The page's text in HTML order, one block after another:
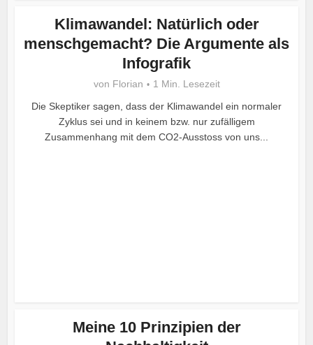
Klimawandel: Natürlich oder
menschgemacht? Die Argumente als
Infografik
von Florian
1 Min. Lesezeit
Die Skeptiker sagen, dass der Klimawandel ein normaler
Zyklus sei und in keinem bzw. nur zufälligem
Zusammenhang mit dem CO2-Ausstoss von uns...
Meine 10 Prinzipien der